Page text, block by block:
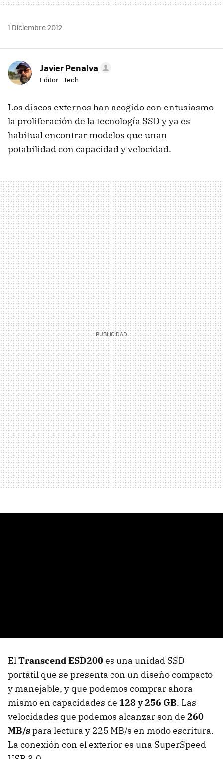
1 Diciembre 2012
Javier Penalva
Editor - Tech
Los discos externos han acogido con entusiasmo
la proliferación de la tecnología SSD y ya es
habitual encontrar modelos que unan
potabilidad con capacidad y velocidad.
ElTranscend ESD200es una unidad SSD
portátil que se presenta con un diseño compacto
y manejable, y que podemos comprar ahora
mismo en capacidades de 128 y 256 GB. Las
velocidades que podemos alcanzar son de 260
MB/spara lectura y 225 MB/s en modo escritura.
La conexión con el exterior es una SuperSpeed